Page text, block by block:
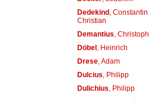
Dedekind, Constantin
Christian
Demantius , Christoph
Döbel, Heinrich
Drese, Adam
Dulcius , Philipp
Dulichius , Philipp